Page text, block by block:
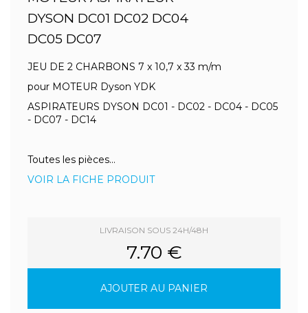
DYSON DC01 DC02 DC04
DC05 DC07
JEU DE 2 CHARBONS 7 x 10,7 x 33 m/m
pour MOTEUR Dyson YDK
ASPIRATEURS DYSON DC01 - DC02 - DC04 - DC05
- DC07 - DC14
Toutes les pièces...
VOIR LA FICHE PRODUIT
LIVRAISON SOUS 24H/48H
7.70 €
AJOUTER AU PANIER